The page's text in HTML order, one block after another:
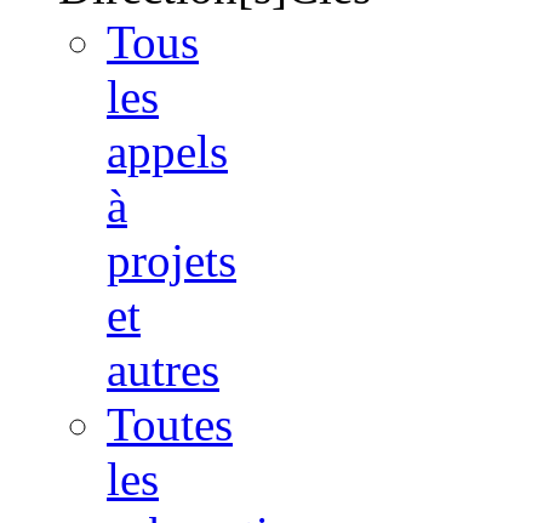
Tous
les
appels
à
projets
et
autres
Toutes
les